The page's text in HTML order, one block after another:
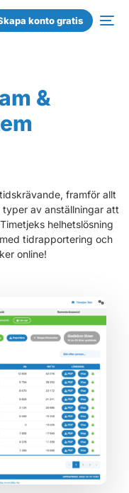
konto gratis
&
framför allt
av anställningar att
helhetslösning
tidrapportering och
online!